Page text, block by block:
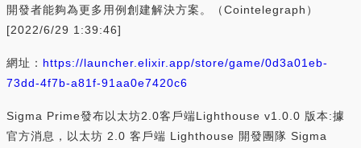
開發者能夠為更多用例創建解決方案。（Cointelegraph）
[2022/6/29 1:39:46]
網址： https://launcher.elixir.app/store/game/0d3a01eb-
73dd-4f7b-a81f-91aa0e7420c6
Sigma Prime發布以太坊2.0客戶端Lighthouse v1.0.0 版本:據
官方消息，以太坊 2.0 客戶端 Lighthouse 開發團隊 Sigma